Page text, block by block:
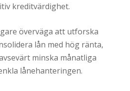
kreditvärdighet.
överväga att utforska
lån med hög ränta,
minska månatliga
lånehanteringen.